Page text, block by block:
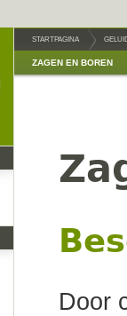
STARTPAGINA
ZAGEN EN BOREN
Door